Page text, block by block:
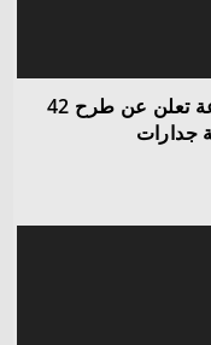
وظائف وزارة البيئة والمياه والزراعة تعلن عن طرح 42
جدارات